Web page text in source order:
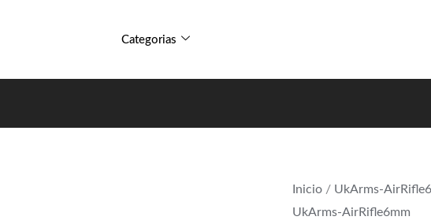
Categorias
Inicio / UkArms-
UkArms-AirRifle6mm
Electrica